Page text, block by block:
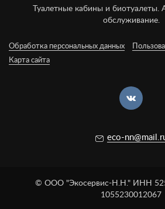
Туалетные кабины и биотуалеты.
обслуживание.
Обработка персональных данных
Карта сайта
eco-
© ООО "Экосервис-Н.Н." ИНН
1055230012067